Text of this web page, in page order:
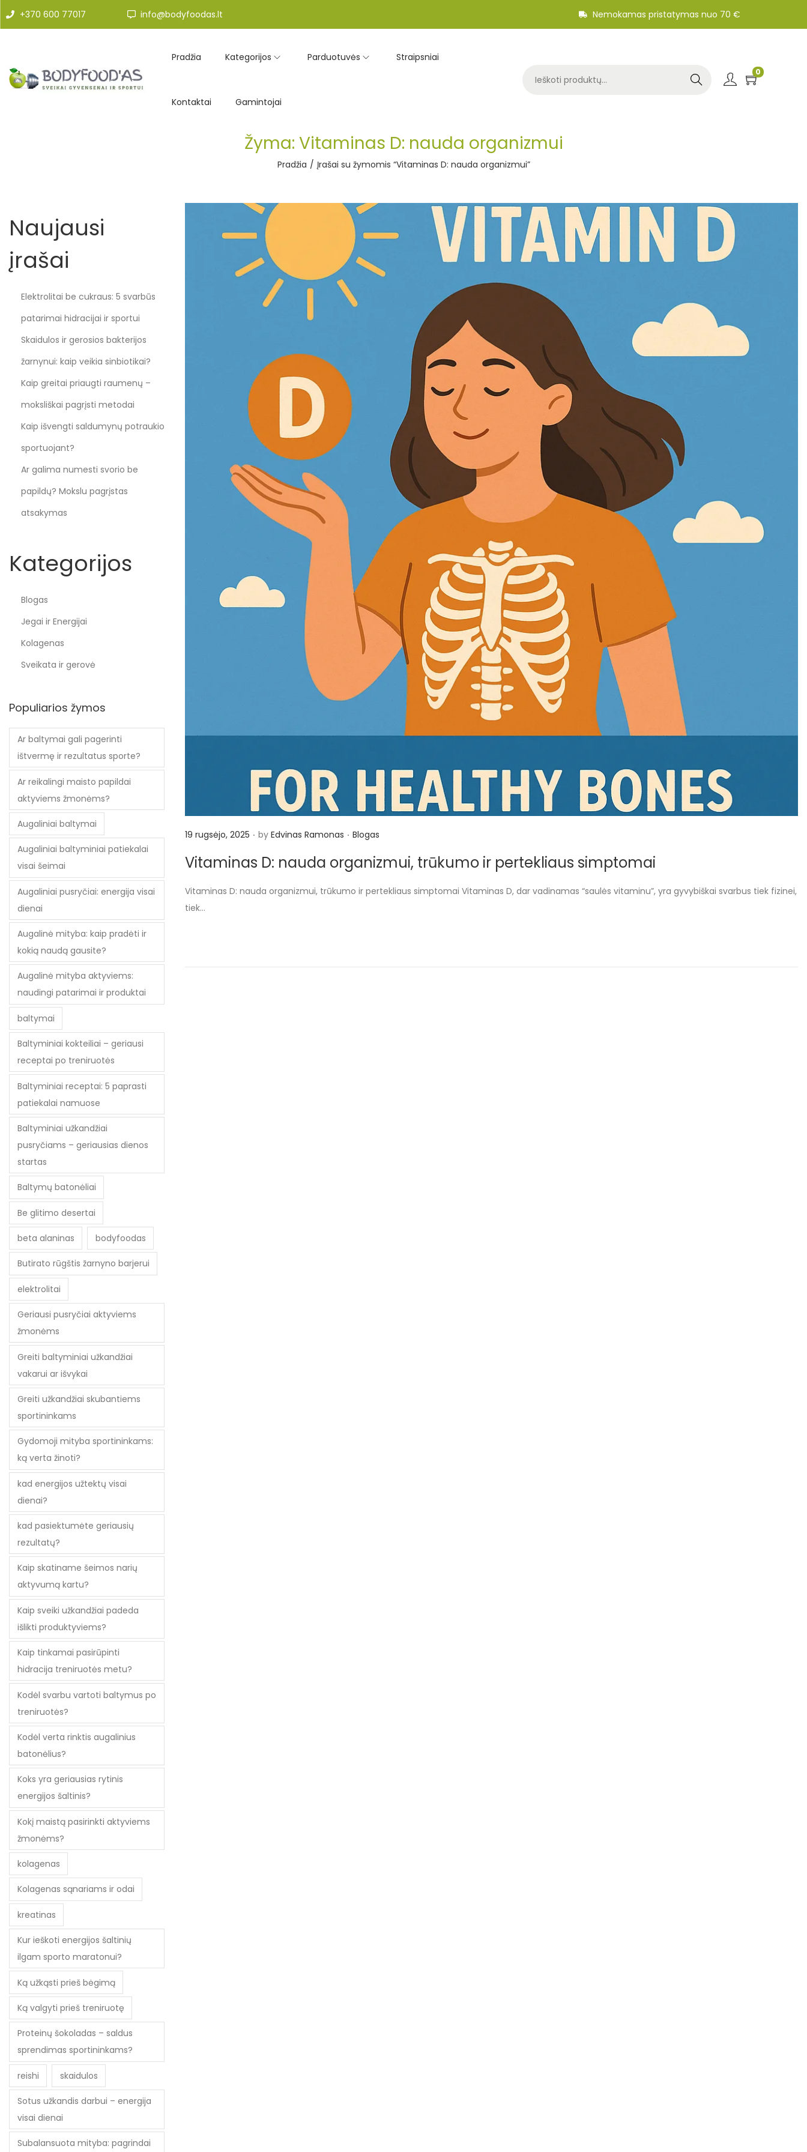
+370 600 77017 info@bodyfoodas.lt Nemokamas pristatymas nuo 70 €
Pradžia Kategorijos Parduotuvės Straipsniai
Kontaktai Gamintojai
Search
0
Žyma: Vitaminas D: nauda organizmui
Pradžia / Įrašai su žymomis “Vitaminas D: nauda organizmui”
P
s
19 rugsėjo, 2025 . by Edvinas Ramonas . P
s
Blogas
Vitaminas D: nauda organizmui, trūkumo ir pertekliaus simptomai
Vitaminas D: nauda organizmui, trūkumo ir pertekliaus simptomai Vitaminas D, dar vadinamas “saulės vitaminu”, yra gyvybiškai svarbus tiek fizinei,
tiek…
Naujausi
įrašai
Elektrolitai be cukraus: 5 svarbūs
patarimai hidracijai ir sportui
Skaidulos ir gerosios bakterijos
žarnynui: kaip veikia sinbiotikai?
Kaip greitai priaugti raumenų –
moksliškai pagrįsti metodai
Kaip išvengti saldumynų potraukio
sportuojant?
Ar galima numesti svorio be
papildų? Mokslu pagrįstas
atsakymas
Kategorijos
Blogas
Jegai ir Energijai
Kolagenas
Sveikata ir gerovė
Populiarios žymos
Ar baltymai gali pagerinti
ištvermę ir rezultatus sporte?
Ar reikalingi maisto papildai
aktyviems žmonėms?
Augaliniai baltymai
Augaliniai baltyminiai patiekalai
visai šeimai
Augaliniai pusryčiai: energija visai
dienai
Augalinė mityba: kaip pradėti ir
kokią naudą gausite?
Augalinė mityba aktyviems:
naudingi patarimai ir produktai
baltymai
Baltyminiai kokteiliai – geriausi
receptai po treniruotės
Baltyminiai receptai: 5 paprasti
patiekalai namuose
Baltyminiai užkandžiai
pusryčiams – geriausias dienos
startas
Baltymų batonėliai
Be glitimo desertai
beta alaninas bodyfoodas
Butirato rūgštis žarnyno barjerui
elektrolitai
Geriausi pusryčiai aktyviems
žmonėms
Greiti baltyminiai užkandžiai
vakarui ar išvykai
Greiti užkandžiai skubantiems
sportininkams
Gydomoji mityba sportininkams:
ką verta žinoti?
kad energijos užtektų visai
dienai?
kad pasiektumėte geriausių
rezultatų?
Kaip skatiname šeimos narių
aktyvumą kartu?
Kaip sveiki užkandžiai padeda
išlikti produktyviems?
Kaip tinkamai pasirūpinti
hidracija treniruotės metu?
Kodėl svarbu vartoti baltymus po
treniruotės?
Kodėl verta rinktis augalinius
batonėlius?
Koks yra geriausias rytinis
energijos šaltinis?
Kokį maistą pasirinkti aktyviems
žmonėms?
kolagenas
Kolagenas sąnariams ir odai
kreatinas
Kur ieškoti energijos šaltinių
ilgam sporto maratonui?
Ką užkąsti prieš bėgimą
Ką valgyti prieš treniruotę
Proteinų šokoladas – saldus
sprendimas sportininkams?
reishi skaidulos
Sotus užkandis darbui – energija
visai dienai
Subalansuota mityba: pagrindai